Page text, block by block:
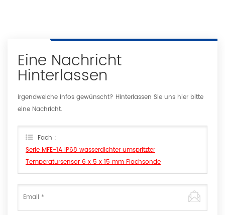
Eine Nachricht
Hinterlassen
irgendwelche infos gewünscht? Hinterlassen Sie uns hier bitte
eine Nachricht.
Fach :
Serie MFE-1A IP68 wasserdichter umspritzter
Temperatursensor 6 x 5 x 15 mm Flachsonde